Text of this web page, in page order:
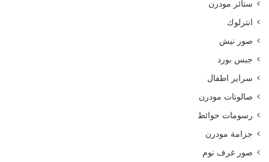
ستائر مودرن
انترلوك
صور نيش
جبس بورد
سراير اطفال
صالونات مودرن
رسومات حوائط
جزامة مودرن
صور غرف نوم